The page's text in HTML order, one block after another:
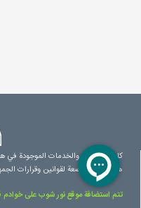
كل المنتوجات والخدمات الموجودة في
هذا الموقع خاضعة لقوانين وقرارات
تتم استضافة موقع نور شوب على خوادم